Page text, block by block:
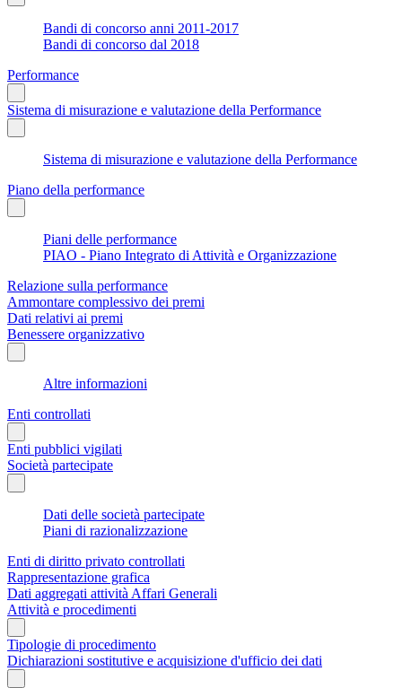
Bandi di concorso anni 2011-2017
Bandi di concorso dal 2018
Performance
Sistema di misurazione e valutazione della Performance
Sistema di misurazione e valutazione della Performance
Piano della performance
Piani delle performance
PIAO - Piano Integrato di Attività e Organizzazione
Relazione sulla performance
Ammontare complessivo dei premi
Dati relativi ai premi
Benessere organizzativo
Altre informazioni
Enti controllati
Enti pubblici vigilati
Società partecipate
Dati delle società partecipate
Piani di razionalizzazione
Enti di diritto privato controllati
Rappresentazione grafica
Dati aggregati attività Affari Generali
Attività e procedimenti
Tipologie di procedimento
Dichiarazioni sostitutive e acquisizione d'ufficio dei dati